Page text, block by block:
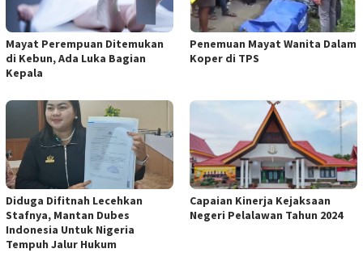
Mayat Perempuan Ditemukan
di Kebun, Ada Luka Bagian
Kepala
Penemuan Mayat Wanita Dalam
Koper di TPS
Diduga Difitnah Lecehkan
Stafnya, Mantan Dubes
Indonesia Untuk Nigeria
Tempuh Jalur Hukum
Capaian Kinerja Kejaksaan
Negeri Pelalawan Tahun 2024